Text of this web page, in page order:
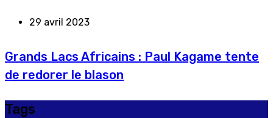
29 avril 2023
Grands Lacs Africains : Paul Kagame tente
de redorer le blason
Tags